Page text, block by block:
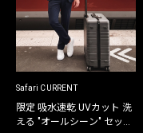
Safari CURRENT
限定 吸水速乾 UVカット 洗
える "オールシーン" セット